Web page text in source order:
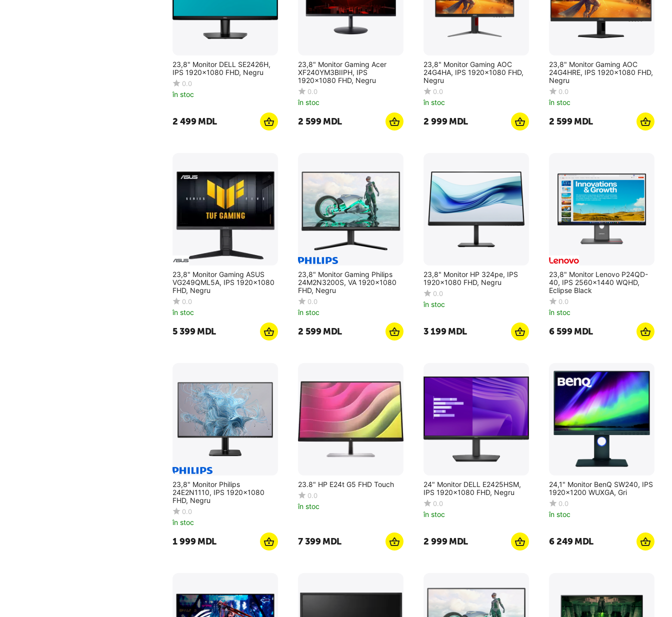
23,8" Monitor DELL SE2426H,
IPS 1920x1080 FHD, Negru
0.0
în stoc
2 499MDL
23,8" Monitor Gaming Acer
XF240YM3BIIPH, IPS
1920x1080 FHD, Negru
0.0
în stoc
2 599MDL
23,8" Monitor Gaming AOC
24G4HA, IPS 1920x1080 FHD,
Negru
0.0
în stoc
2 999MDL
23,8" Monitor Gaming AOC
24G4HRE, IPS 1920x1080 FHD,
Negru
0.0
în stoc
2 599MDL
23,8" Monitor Gaming ASUS
VG249QML5A, IPS 1920x1080
FHD, Negru
0.0
în stoc
5 399MDL
23,8" Monitor Gaming Philips
24M2N3200S, VA 1920x1080
FHD, Negru
0.0
în stoc
2 599MDL
23,8" Monitor HP 324pe, IPS
1920x1080 FHD, Negru
0.0
în stoc
3 199MDL
23,8" Monitor Lenovo P24QD-
40, IPS 2560x1440 WQHD,
Eclipse Black
0.0
în stoc
6 599MDL
23,8" Monitor Philips
24E2N1110, IPS 1920x1080
FHD, Negru
0.0
în stoc
1 999MDL
23.8" HP E24t G5 FHD Touch
0.0
în stoc
7 399MDL
24" Monitor DELL E2425HSM,
IPS 1920x1080 FHD, Negru
0.0
în stoc
2 999MDL
24,1" Monitor BenQ SW240, IPS
1920x1200 WUXGA, Gri
0.0
în stoc
6 249MDL